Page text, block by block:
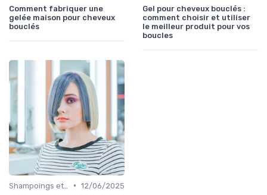
Comment fabriquer une
gelée maison pour cheveux
bouclés
Gel pour cheveux bouclés :
comment choisir et utiliser
le meilleur produit pour vos
boucles
• 12/06/2025